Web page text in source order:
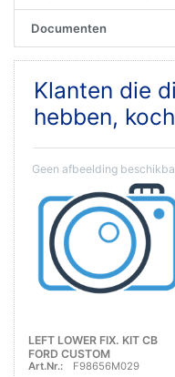
Documenten
Klanten die
hebben,
LEFT LOWER FIX. KIT CB
FORD CUSTOM
Art.Nr.: F98656M029